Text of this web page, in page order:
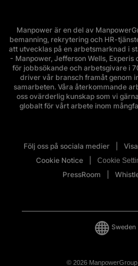
Manpower är en del av
bemanning, rekrytering och HR-
att utvecklas på en arbetsmarknad i
- Manpower, Jefferson Wells,
för jobbsökande och arbetsgivare i
driver vår bransch framåt genom
samarbeten. Våra återkommande
oss ovärderlig kunskap som vi
globalt för vårt arbete inom
Följ oss på sociala medier
Cookie Notice
Cookie
PressRoom
© 2026 ManpowerGroup
Sweden